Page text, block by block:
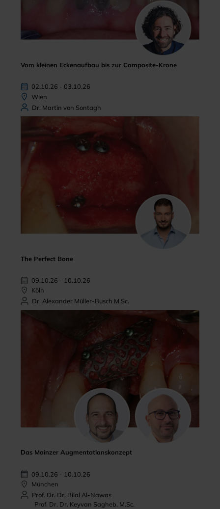
Vom kleinen Eckenaufbau bis zur Composite-Krone
02.10.26 - 03.10.26
Wien
Dr. Martin von Sontagh
The Perfect Bone
09.10.26 - 10.10.26
Köln
Dr. Alexander Müller-Busch M.Sc.
Das Mainzer Augmentationskonzept
09.10.26 - 10.10.26
München
Prof. Dr. Dr. Bilal Al-Nawas
Prof. Dr. Dr. Keyvan Sagheb, M.Sc.